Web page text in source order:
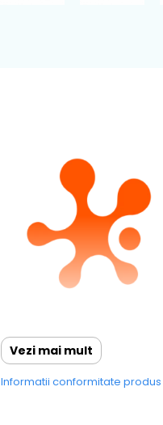
Vezi mai mult
Informatii conformitate produs